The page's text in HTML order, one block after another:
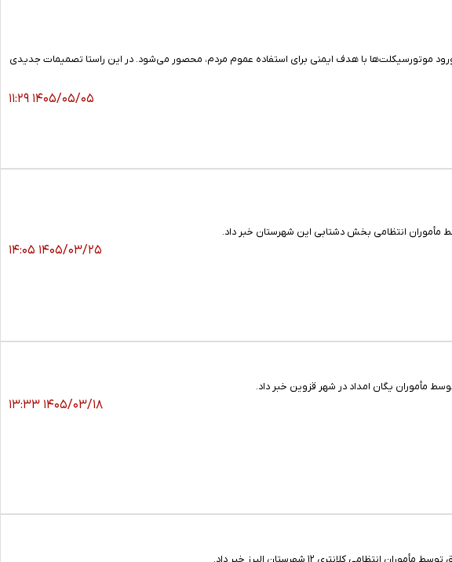
موتورسیکلت‌ها با هدف ایمنی برای استفاده عموم مردم، محصور می‌شود. در این راستا تصمیمات جدیدی
۱۴۰۵/۰۵/۰۵ ۱۱:۲۹
مأموران انتظامی بخش دشتابی این شهرستان خبر داد.
۱۴۰۵/۰۳/۲۵ ۱۴:۰۵
۱۴۰۵/۰۳/۱۸ ۱۳:۳۳